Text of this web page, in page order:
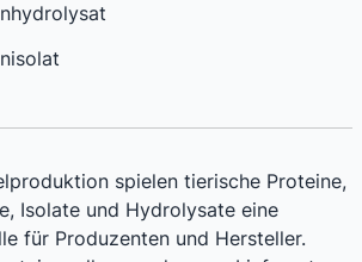
spielen tierische Proteine,
Isolate und Hydrolysate eine
für Produzenten und Hersteller.